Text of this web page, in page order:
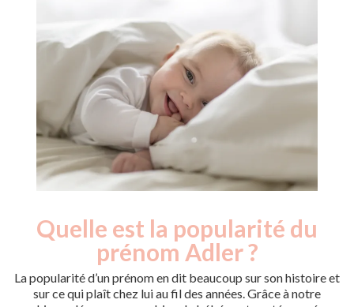
Quelle est la popularité du
prénom Adler ?
La popularité d’un prénom en dit beaucoup sur son histoire et
sur ce qui plaît chez lui au fil des années. Grâce à notre
Popularité du
prénom Adler par
Année
Nouveaux-
nés